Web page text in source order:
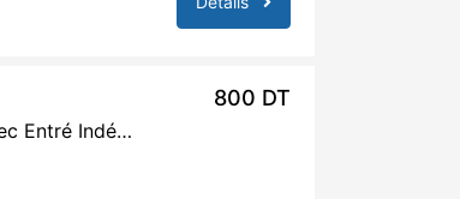
A Louer S+1 Au Rdc Avec Entré Indépendante
800 DT